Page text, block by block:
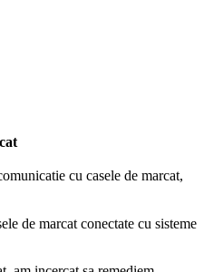
cu casele de marcat,
de marcat conectate cu sisteme